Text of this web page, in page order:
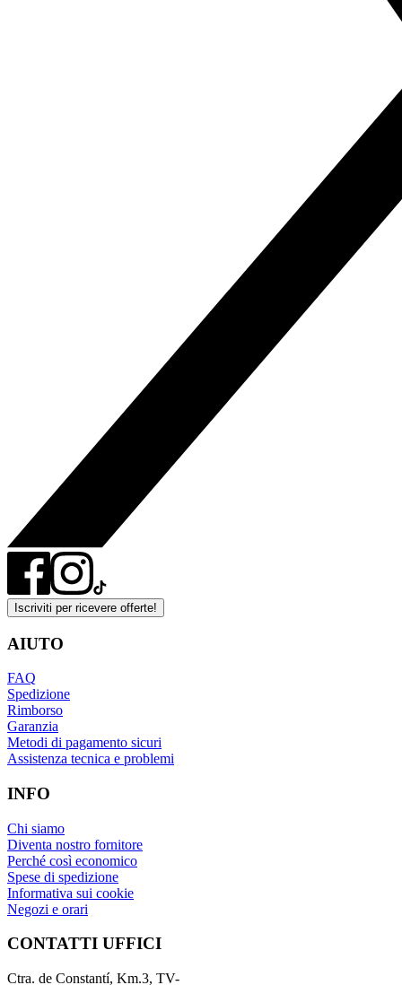
Iscriviti per ricevere offerte!
AIUTO
FAQ
Spedizione
Rimborso
Garanzia
Metodi di pagamento sicuri
Assistenza tecnica e problemi
INFO
Chi siamo
Diventa nostro fornitore
Perché così economico
Spese di spedizione
Informativa sui cookie
Negozi e orari
CONTATTI UFFICI
Ctra. de Constantí, Km.3, TV-